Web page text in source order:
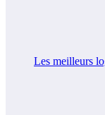
Les meilleurs